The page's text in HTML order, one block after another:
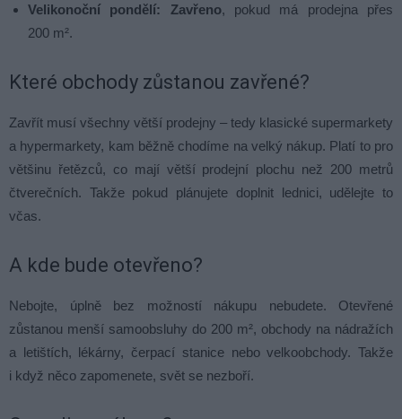
Velikonoční pondělí: Zavřeno, pokud má prodejna přes
200 m².
Které obchody zůstanou zavřené?
Zavřít musí všechny větší prodejny – tedy klasické supermarkety
a hypermarkety, kam běžně chodíme na velký nákup. Platí to pro
většinu řetězců, co mají větší prodejní plochu než 200 metrů
čtverečních. Takže pokud plánujete doplnit lednici, udělejte to
včas.
A kde bude otevřeno?
Nebojte, úplně bez možností nákupu nebudete. Otevřené
zůstanou menší samoobsluhy do 200 m², obchody na nádražích
a letištích, lékárny, čerpací stanice nebo velkoobchody. Takže
i když něco zapomenete, svět se nezboří.